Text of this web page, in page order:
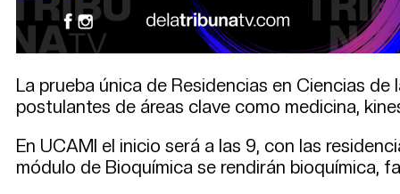
La prueba única de Residencias en Ciencias de
postulantes de áreas clave como medicina,
En UCAMI el inicio será a las 9, con las
módulo de Bioquímica se rendirán bioquímica,